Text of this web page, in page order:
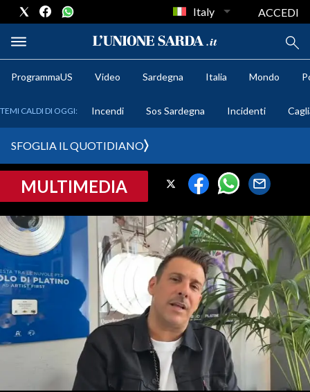
VIDEO
CRONACA SARDEGNA
CAGLIARI
PROVINCIA DI CAGLIARI
SULCIS IGLESIENTE
MEDIO CAMPIDANO
ORISTANO E PROVINCIA
SASSARI E PROVINCIA
Italy ACCEDI
ProgrammaUS Video Sardegna Italia Mondo
TEMI CALDI DI OGGI: Incendi Sos Sardegna Incidenti
SFOGLIA IL QUOTIDIANO
MULTIMEDIA